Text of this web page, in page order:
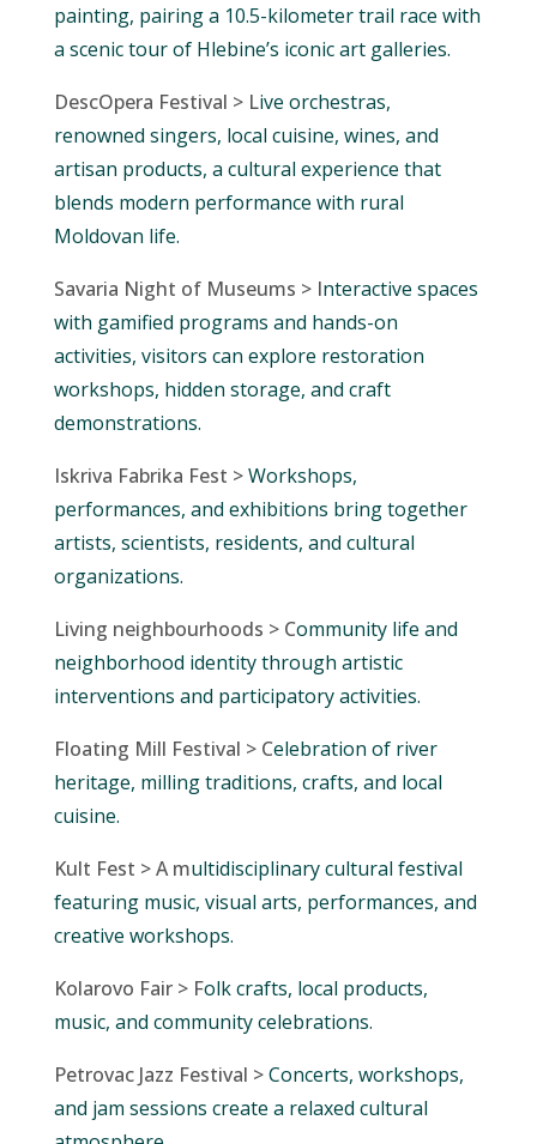
painting, pairing a 10.5-kilometer trail race with
a scenic tour of Hlebine’s iconic art galleries.
DescOpera Festival > Live orchestras,
renowned singers, local cuisine, wines, and
artisan products, a cultural experience that
blends modern performance with rural
Moldovan life.
Savaria Night of Museums > Interactive spaces
with gamified programs and hands-on
activities, visitors can explore restoration
workshops, hidden storage, and craft
demonstrations.
Iskriva Fabrika Fest >Workshops,
performances, and exhibitions bring together
artists, scientists, residents, and cultural
organizations.
Living neighbourhoods > Community life and
neighborhood identity through artistic
interventions and participatory activities.
Floating Mill Festival > Celebration of river
heritage, milling traditions, crafts, and local
cuisine.
Kult Fest > A multidisciplinary cultural festival
featuring music, visual arts, performances, and
creative workshops.
Kolarovo Fair > Folk crafts, local products,
music, and community celebrations.
Petrovac Jazz Festival >Concerts, workshops,
and jam sessions create a relaxed cultural